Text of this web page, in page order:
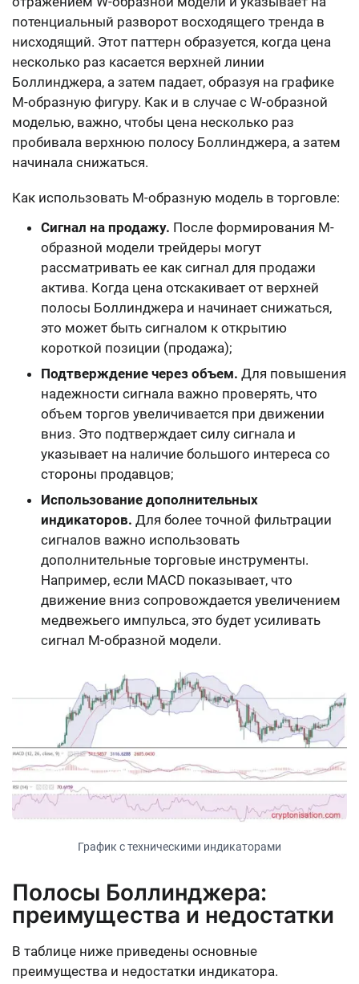
потенциальный разворот восходящего тренда в
нисходящий. Этот паттерн образуется, когда цена
несколько раз касается верхней линии
Боллинджера, а затем падает, образуя на графике
M-образную фигуру. Как и в случае с W-образной
моделью, важно, чтобы цена несколько раз
пробивала верхнюю полосу Боллинджера, а затем
начинала снижаться.
Как использовать М-образную модель в торговле:
Сигнал на продажу. После формирования M-
образной модели трейдеры могут
рассматривать ее как сигнал для продажи
актива. Когда цена отскакивает от верхней
полосы Боллинджера и начинает снижаться,
это может быть сигналом к открытию
короткой позиции (продажа);
Подтверждение через объем. Для повышения
надежности сигнала важно проверять, что
объем торгов увеличивается при движении
вниз. Это подтверждает силу сигнала и
указывает на наличие большого интереса со
стороны продавцов;
Использование дополнительных
индикаторов. Для более точной фильтрации
сигналов важно использовать
дополнительные торговые инструменты.
Например, если MACD показывает, что
движение вниз сопровождается увеличением
медвежьего импульса, это будет усиливать
сигнал M-образной модели.
График с техническими индикаторами
Полосы Боллинджера:
преимущества и недостатки
В таблице ниже приведены основные
преимущества и недостатки индикатора.